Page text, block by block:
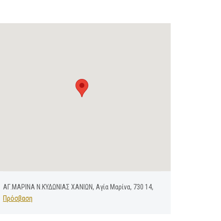
ΑΓ.ΜΑΡΙΝΑ Ν.ΚΥΔΩΝΙΑΣ ΧΑΝΙΩΝ, Αγία Μαρίνα, 730 14,
Πρόσβαση